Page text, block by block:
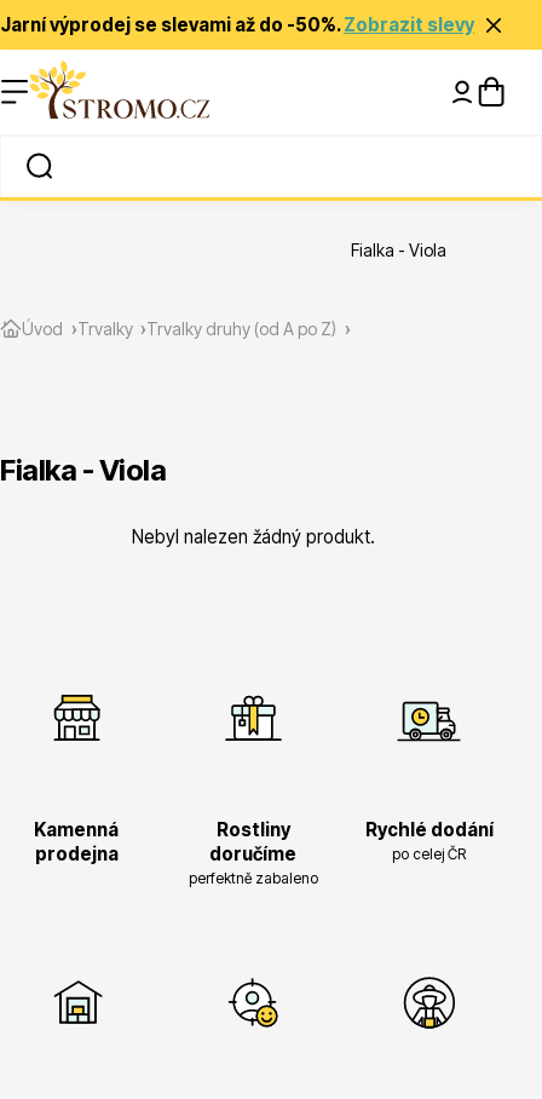
Jarní výprodej se slevami až do -50%.Zobrazit slevy
Rady a tipy
Vřesovištní rostliny
Úvod Trvalky Trvalky druhy (od A po Z)
Fialka - Viola
Fialka - Viola
Nebyl nalezen žádný produkt.
Kamenná
prodejna
Rostliny
doručíme
perfektně zabaleno
Rychlé dodání
po celej ČR